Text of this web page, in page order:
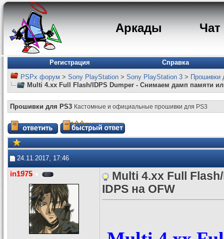
Аркады Чат
Регистрация
Справка
PSPx форум > Sony PlayStation > Sony PlayStation 3 > Прошивки
Multi 4.xx Full Flash/IDPS Dumper - Снимаем дамп памяти
Прошивки для PS3 Кастомные и официальные прошивки для PS3
24.11.2017, 17:46
in1975
Multi 4.xx Full
IDPS на OFW